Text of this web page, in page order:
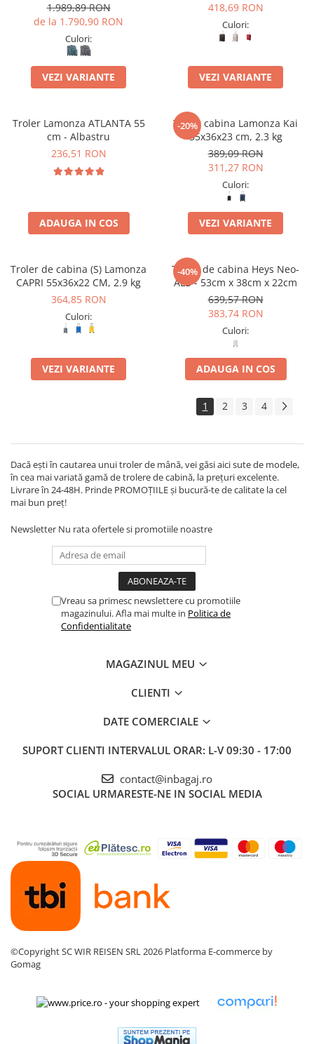
1.989,89 RON
de la 1.790,90 RON
Culori:
VEZI VARIANTE
418,69 RON
Culori:
VEZI VARIANTE
Troler Lamonza ATLANTA 55
cm - Albastru
236,51 RON
ADAUGA IN COS
-20%
Troler cabina Lamonza Kai
55x36x23 cm, 2.3 kg
389,09 RON
311,27 RON
Culori:
VEZI VARIANTE
Troler de cabina (S) Lamonza
CAPRI 55x36x22 CM, 2.9 kg
364,85 RON
Culori:
VEZI VARIANTE
-40%
Troler de cabina Heys Neo-
ALB - 53cm x 38cm x 22cm
639,57 RON
383,74 RON
Culori:
ADAUGA IN COS
1 2 3 4
Dacă ești în cautarea unui troler de mână, vei găsi aici sute de modele,
în cea mai variată gamă de trolere de cabină, la prețuri excelente.
Livrare în 24-48H. Prinde PROMOȚIILE și bucură-te de calitate la cel
mai bun preț!
Newsletter Nu rata ofertele si promotiile noastre
Vreau sa primesc newslettere cu promotiile
magazinului. Afla mai multe in Politica de
Confidentialitate
MAGAZINUL MEU
CLIENTI
DATE COMERCIALE
SUPORT CLIENTI INTERVALUL ORAR: L-V 09:30 - 17:00
contact@inbagaj.ro
SOCIAL URMARESTE-NE IN SOCIAL MEDIA
©Copyright SC WIR REISEN SRL 2026 Platforma E-commerce by
Gomag